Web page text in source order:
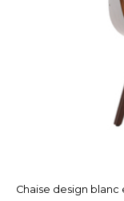
Chaise design blanc